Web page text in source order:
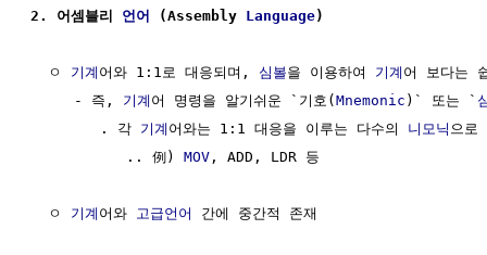
2. 어셈블리 언어 (Assembly Language)
  ㅇ
기계 어와 1:1로 대응되며, 심볼을 이용하여 기계 어 보다는
     - 즉,
기계 어 명령을 알기쉬운 `기호(Mnemonic )` 또는 `
        . 각
기계 어와는 1:1 대응을 이루는 다수의 니모닉 으로
           .. 例)
MOV , ADD, LDR 등
  ㅇ
기계 어와 고급언어 간에 중간적 존재